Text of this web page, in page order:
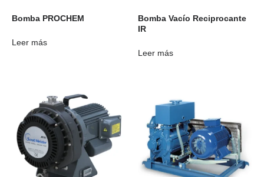
Bomba PROCHEM
Leer más
Bomba Vacío Reciprocante
IR
Leer más